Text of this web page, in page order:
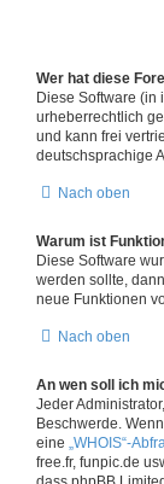
Wer hat diese
Diese Software (in
urheberrechtlich
und kann frei
deutschsprachige
Nach oben
Warum ist
Diese Software
werden sollte,
neue Funktionen
Nach oben
An wen soll ich
Jeder
Beschwerde.
eine „WHOIS“-
free.fr, funpic.de